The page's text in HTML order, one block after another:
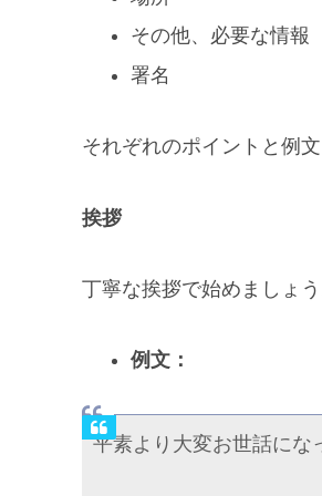
その他、必要な情報
署名
それぞれのポイントと例
挨拶
丁寧な挨拶で始めましょう
例文：
平素より大変お世話にな